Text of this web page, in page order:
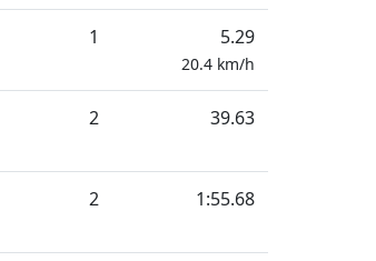
1 5.29
20.4 km/h
2 39.63
2 1:55.68